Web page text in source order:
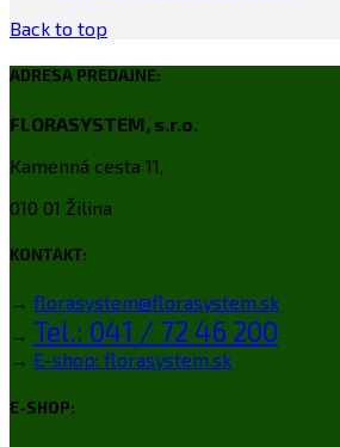
Back to top
ADRESA PREDAJNE:
FLORASYSTEM, s.r.o.
Kamenná cesta 11,
010 01 Žilina
KONTAKT:
→ florasystem@florasystem.sk
→ Tel.: 041 / 72 46 200
→ E-shop: florasystem.sk
E-SHOP: